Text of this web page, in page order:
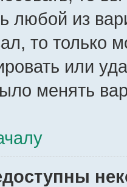
любой из
то только
или
менять